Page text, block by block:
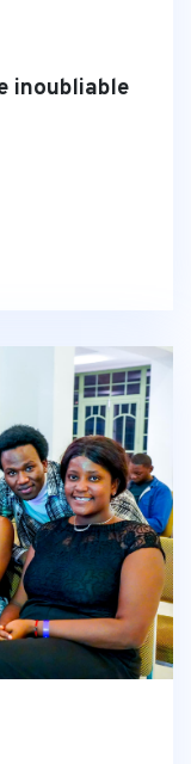
inoubliable